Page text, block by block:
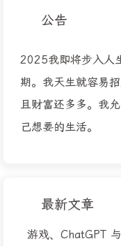
公告
2025我即将步入人
期。我天生就容易
且财富还多多。我
己想要的生活。
最新文章
游戏、ChatGPT